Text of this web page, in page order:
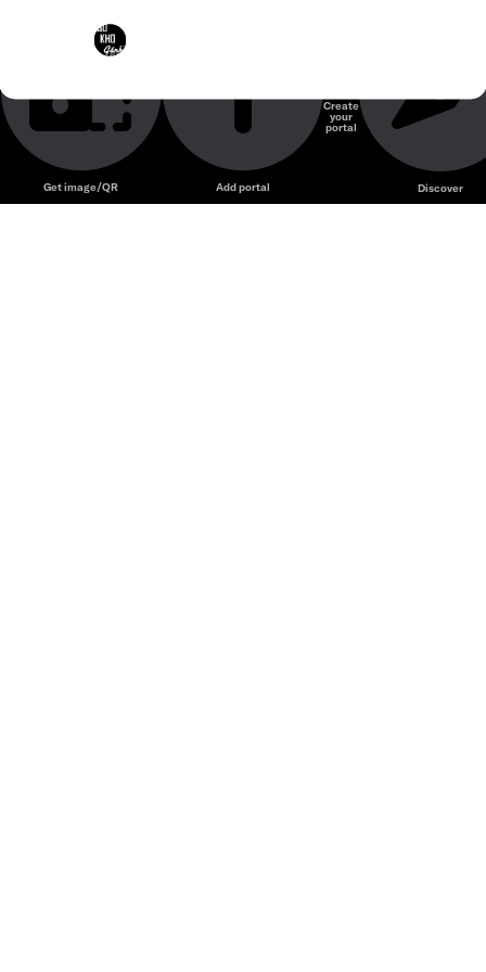
Unmute
dùng đậm vị và bánh mì phong cách Sài Gòn.
Get image/QR Add portal
Create
your
portal
Discover